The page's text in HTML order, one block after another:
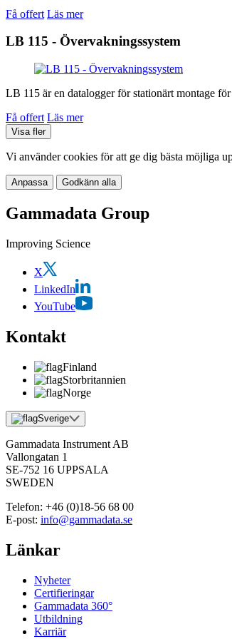
Få offert Läs mer
LB 115 - Övervakningssystem
LB 115 är en datalogger för stationärt montage
Få offert Läs mer
Visa fler
Vi använder cookies för att ge dig bästa möjliga
Anpassa Godkänn alla
Gammadata Group
Improving Science
X
LinkedIn
YouTube
Kontakt
Finland
Storbritannien
Norge
Sverige
Gammadata Instrument AB
Vallongatan 1
SE-752 16 UPPSALA
SWEDEN
Telefon: +46 (0)18-56 68 00
E-post: info@gammadata.se
Länkar
Nyheter
Certifieringar
Gammadata 360°
Utbildning
Karriär